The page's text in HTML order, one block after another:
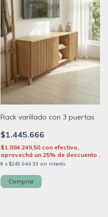
Rack varillado con 3 puertas
$1.445.666
6 x $240.944,33 sin interés
$1.084.249,50 con efectivo,
aprovechá un 25% de descuento .